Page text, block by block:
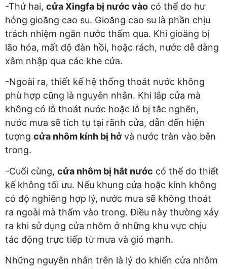
-Thứ hai, cửa Xingfa bị nước vào có thể do hư
hỏng gioăng cao su. Gioăng cao su là phần chịu
trách nhiệm ngăn nước thấm qua. Khi gioăng bị
lão hóa, mất độ đàn hồi, hoặc rách, nước dễ dàng
xâm nhập qua các khe cửa.
-Ngoài ra, thiết kế hệ thống thoát nước không
phù hợp cũng là nguyên nhân. Khi lắp cửa mà
không có lỗ thoát nước hoặc lỗ bị tắc nghẽn,
nước mưa sẽ tích tụ tại rãnh cửa, dẫn đến hiện
tượng cửa nhôm kính bị hởvà nước tràn vào bên
trong.
-Cuối cùng, cửa nhôm bị hắt nước có thể do thiết
kế không tối ưu. Nếu khung cửa hoặc kính không
có độ nghiêng hợp lý, nước mưa sẽ không thoát
ra ngoài mà thấm vào trong. Điều này thường xảy
ra khi sử dụng cửa nhôm ở những khu vực chịu
tác động trực tiếp từ mưa và gió mạnh.
Những nguyên nhân trên là lý do khiến cửa nhôm